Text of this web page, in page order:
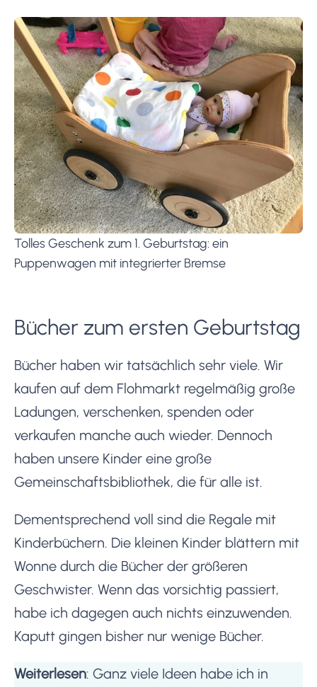
Tolles Geschenk zum 1. Geburtstag: ein
Puppenwagen mit integrierter Bremse
Bücher zum ersten Geburtstag
Bücher haben wir tatsächlich sehr viele. Wir
kaufen auf dem Flohmarkt regelmäßig große
Ladungen, verschenken, spenden oder
verkaufen manche auch wieder. Dennoch
haben unsere Kinder eine große
Gemeinschaftsbibliothek, die für alle ist.
Dementsprechend voll sind die Regale mit
Kinderbüchern. Die kleinen Kinder blättern mit
Wonne durch die Bücher der größeren
Geschwister. Wenn das vorsichtig passiert,
habe ich dagegen auch nichts einzuwenden.
Kaputt gingen bisher nur wenige Bücher.
Weiterlesen: Ganz viele Ideen habe ich in